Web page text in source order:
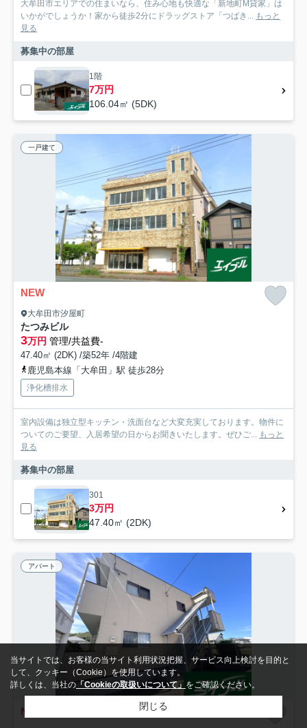
大牟田市エリアでの住まいなら、住み心地も快適な「新地町M貸家」は
いかがでしょうか！家から徒歩2分にドラッグストア「つばき...
もっと
見る
募集中の部屋
1階
7万円
106.04㎡ (5DK)
一戸建て
NEW
大牟田市汐屋町
たつみビル
3万円 管理/共益費-
47.40㎡ (2DK) /築52年 /4階建
鹿児島本線「大牟田」駅 徒歩28分
浄化槽排水
室内設備は独立型キッチン・洗面台など大変充実しております。物件に
ついてのご要望、入居希望の日からお聞きいたします。ぜひご...
もっと
見る
募集中の部屋
301
3万円
47.40㎡ (2DK)
アパート
NEW
当サイトでは、お客様の当サイト利用状況把握、サービス向上検討を目的と
して、クッキー（Cookie）を使用しています。
詳しくは、当社の 「Cookieの取扱いについて」 をご確認ください。
閉じる